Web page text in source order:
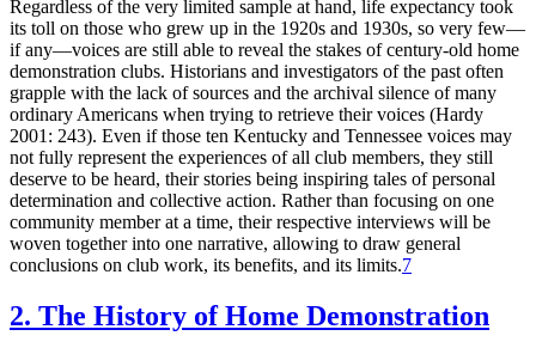
Regardless of the very limited sample at hand, life expectancy took
its toll on those who grew up in the 1920s and 1930s, so very few—
if any—voices are still able to reveal the stakes of century-old home
demonstration clubs. Historians and investigators of the past often
grapple with the lack of sources and the archival silence of many
ordinary Americans when trying to retrieve their voices (Hardy
2001: 243). Even if those ten Kentucky and Tennessee voices may
not fully represent the experiences of all club members, they still
deserve to be heard, their stories being inspiring tales of personal
determination and collective action. Rather than focusing on one
community member at a time, their respective interviews will be
woven together into one narrative, allowing to draw general
conclusions on club work, its benefits, and its limits.7
2. The History of Home Demonstration